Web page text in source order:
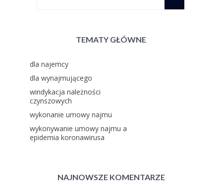
TEMATY GŁÓWNE
dla najemcy
dla wynajmującego
windykacja należności
czynszowych
wykonanie umowy najmu
wykonywanie umowy najmu a
epidemia koronawirusa
NAJNOWSZE KOMENTARZE